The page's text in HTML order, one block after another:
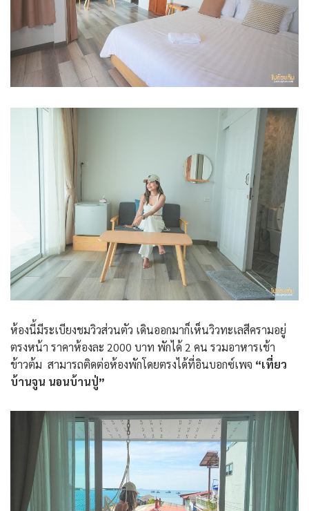
ห้องนี้มีระเบียงชมวิวส่วนตัว เดินออกมาก็เห็นวิวทะเลสีครามอยู่
ตรงหน้า ราคาห้องละ 2000 บาท พักได้ 2 คน รวมอาหารเช้า
ข้าวต้ม สามารถติดต่อห้องพักโดยตรงได้ที่อินบอกซ์เพจ “เที่ยว
บ้านจูน นอนบ้านปู่”